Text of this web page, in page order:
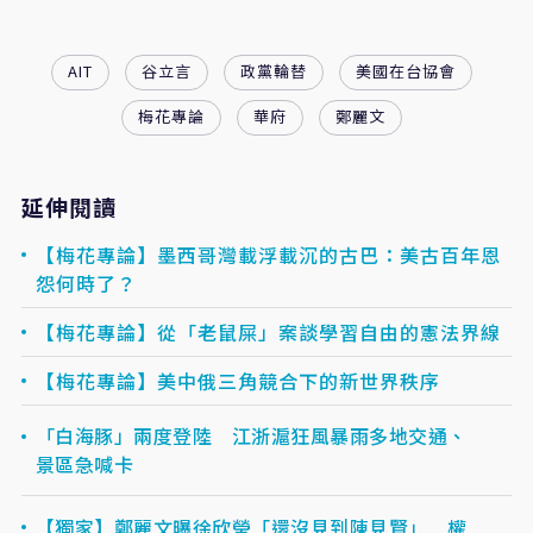
AIT 谷立言 政黨輪替
美國在台協會
梅花專論
華府 鄭麗文
延伸閱讀
【梅花專論】墨西哥灣載浮載沉的古巴：美古百年恩
怨何時了？
【梅花專論】從「老鼠屎」案談學習自由的憲法界線
【梅花專論】美中俄三角競合下的新世界秩序
「白海豚」兩度登陸 江浙滬狂風暴雨多地交通、
景區急喊卡
【獨家】鄭麗文曝徐欣瑩「還沒見到陳見賢」 權